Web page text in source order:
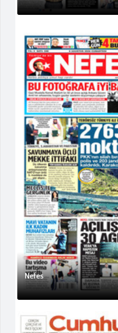
Nefes